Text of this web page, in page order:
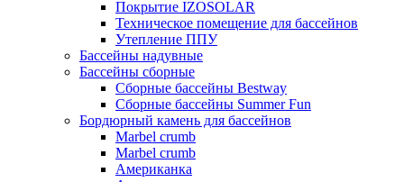
Покрытие IZOSOLAR
Техническое помещение для бассейнов
Утепление ППУ
Бассейны надувные
Бассейны сборные
Сборные бассейны Bestway
Сборные бассейны Summer Fun
Бордюрный камень для бассейнов
Marbel crumb
Marbel crumb
Американка